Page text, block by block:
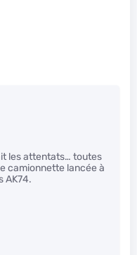
les attentats… toutes
camionnette lancée à
AK74.